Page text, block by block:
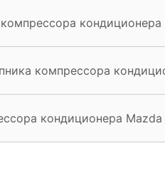
кондиционера
компрессора
кондиционера Mazda